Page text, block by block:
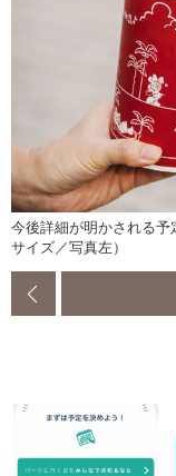
今後詳細が明かされる
サイズ／写真左）